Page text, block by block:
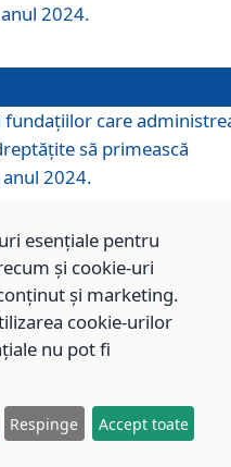
2024.
care
să primească
2024.
cost pentru serviciile
de Asistență Socială
nr. 91 din 09.02.2018,
esențiale pentru
și cookie-uri
și marketing.
cookie-urilor
nu pot fi
Respinge Accept toate